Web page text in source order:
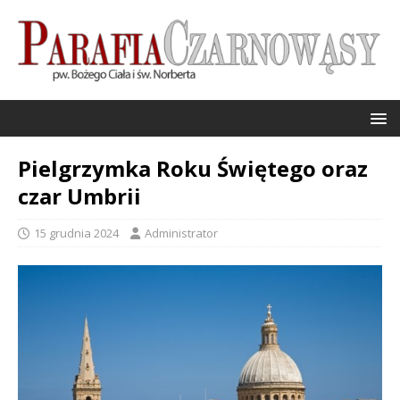
Pielgrzymka Roku Świętego oraz
czar Umbrii
15 grudnia 2024 Administrator